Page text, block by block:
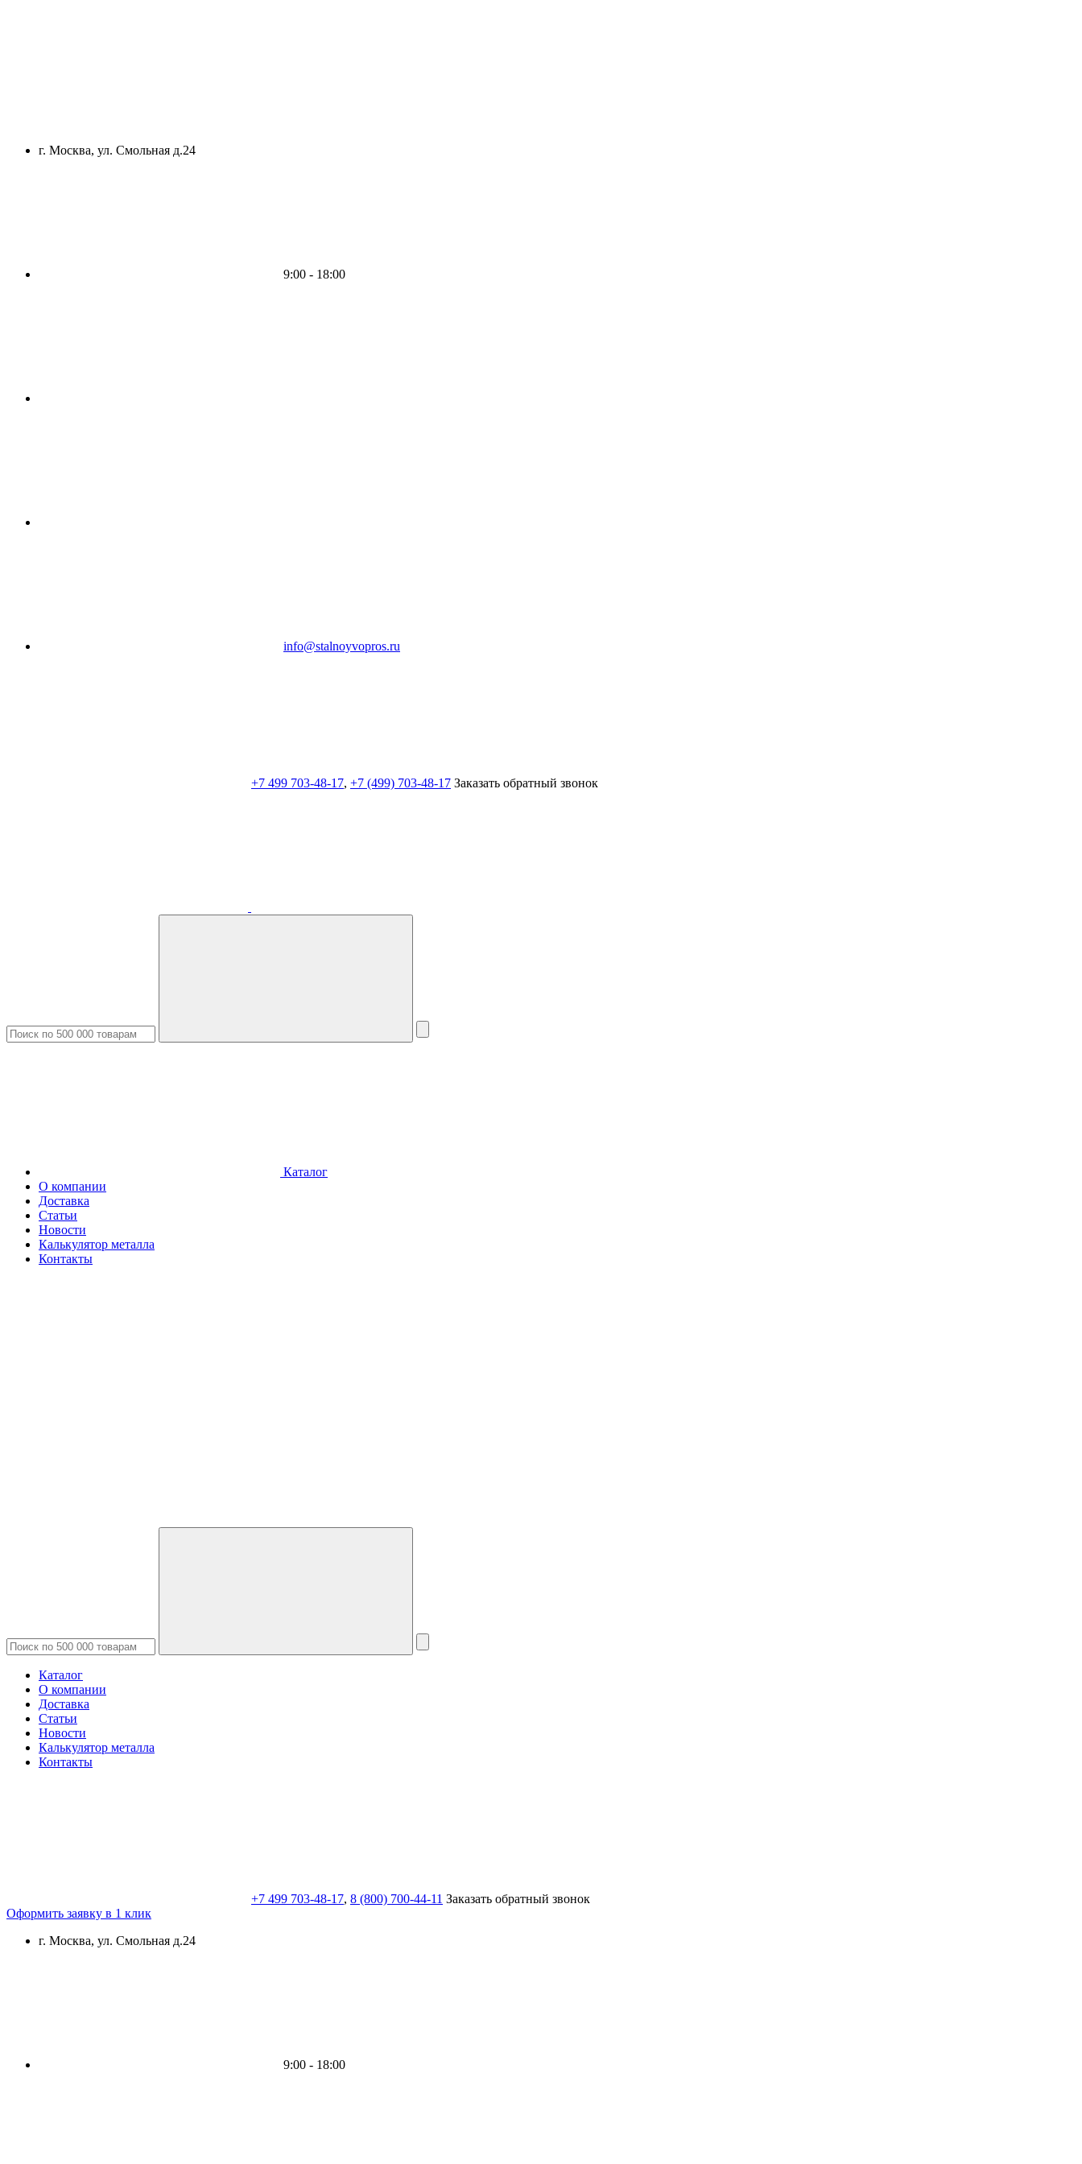
г. Москва, ул. Смольная д.24
9:00 - 18:00
info@stalnoyvopros.ru
+7 499 703-48-17, +7 (499) 703-48-17 Заказать обратный звонок
Каталог
О компании
Доставка
Статьи
Новости
Калькулятор металла
Контакты
Каталог
О компании
Доставка
Статьи
Новости
Калькулятор металла
Контакты
+7 499 703-48-17, 8 (800) 700-44-11 Заказать обратный звонок
Оформить заявку в 1 клик
г. Москва, ул. Смольная д.24
9:00 - 18:00